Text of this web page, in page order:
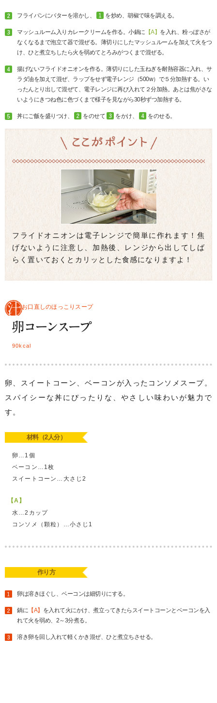
フライパンにバターを溶かし、 を炒め、胡椒で味を調える。
マッシュルーム入りカレークリームを作る。小鍋に 【A】 を入れ、粉っぽさが
なくなるまで泡立て器で混ぜる。薄切りにしたマッシュルームを加えて火をつ
け、ひと煮立ちしたら火を弱めてとろみがつくまで混ぜる。
揚げないフライドオニオンを作る。薄切りにした玉ねぎを耐熱容器に入れ、サ
ラダ油を加えて混ぜ、ラップをせず電子レンジ（500w）で５分加熱する。い
ったんとり出して混ぜて、電子レンジに再び入れて２分加熱。あとは焦がさな
いようにきつね色に色づくまで様子を見ながら30秒ずつ加熱する。
丼にご飯を盛りつけ、 をのせて をかけ、 をのせる。
フライドオニオンは電子レンジで簡単に作れます！焦
げないように注意し、加熱後、レンジから出してしば
らく置いておくとカリッとした食感になりますよ！
お口直しのほっこりスープ
90kcal
卵、スイートコーン、ベーコンが入ったコンソメスープ。
スパイシーな丼にぴったりな、やさしい味わいが魅力で
す。
材料（2人分）
卵…1個
ベーコン…1枚
スイートコーン…大さじ2
【A】
水…2カップ
コンソメ（顆粒）…小さじ1
作り方
卵は溶きほぐし、ベーコンは細切りにする。
鍋に 【A】
を入れて火にかけ、煮立ってきたらスイートコーンとベーコンを入
れて火を弱め、2～3分煮る。
溶き卵を回し入れて軽くかき混ぜ、ひと煮立ちさせる。